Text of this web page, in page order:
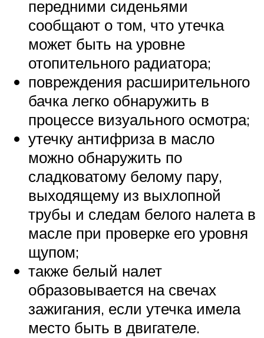
передними сиденьями
сообщают о том, что утечка
может быть на уровне
отопительного радиатора;
повреждения расширительного
бачка легко обнаружить в
процессе визуального осмотра;
утечку антифриза в масло
можно обнаружить по
сладковатому белому пару,
выходящему из выхлопной
трубы и следам белого налета в
масле при проверке его уровня
щупом;
также белый налет
образовывается на свечах
зажигания, если утечка имела
место быть в двигателе.